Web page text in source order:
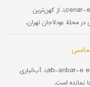
امامزاده یحیى، چنار \čenār-e emām-zāde yahyā\، از کهن‌ترین
در محلۀ عودلاجان تهران.
امامزاده یحیى، آب‌انبار \āb-anbār-e emām-zāde yahyā\، آب‌انباری
نمانده است.